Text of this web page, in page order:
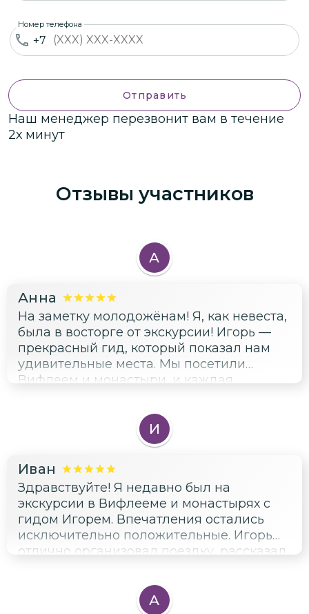
+7
Номер телефона
Отправить
Наш менеджер перезвонит вам в течение
2х минут
Отзывы участников
А
Анна
На заметку молодожёнам! Я, как невеста,
была в восторге от экскурсии! Игорь —
прекрасный гид, который показал нам
удивительные места. Мы посетили
Вифлеем и монастыри, и каждая
Особенно впечатлил храм Рождества
Христова со Звездой Рождества и
чудотворной иконой Вифлеемской
благодарность Игорю за его
профессионализм и внимание к деталям.
Он разрешил нам задержаться и всё
рассмотреть, что было очень важно для
нас. Эта экскурсия оставила
незабываемые впечатления и стала
Рекомендую всем молодожёнам!
И
Иван
Здравствуйте! Я недавно был на
экскурсии в Вифлееме и монастырях с
гидом Игорем. Впечатления остались
исключительно положительные. Игорь
отлично организовал поездку, рассказал
которое мы посетили. Было удобно, что
всё прошло на машине, и не пришлось
А